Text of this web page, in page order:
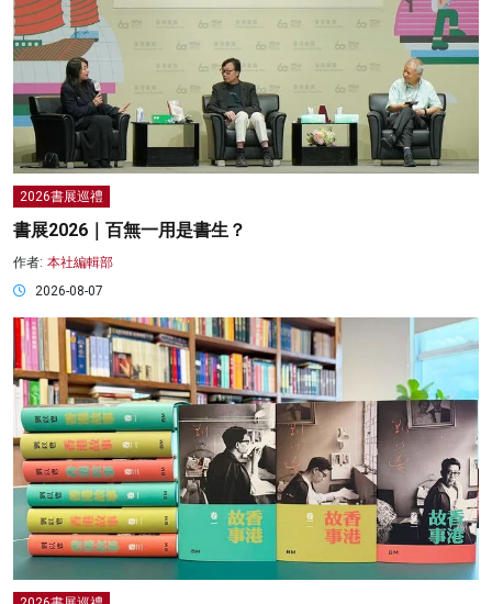
2026書展巡禮
書展2026｜百無一用是書生？
作者: 本社編輯部
2026-08-07